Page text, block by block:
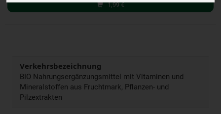
1,99€
Verkehrsbezeichnung
BIO Nahrungsergänzungsmittel mit Vitaminen und
Mineralstoffen aus Fruchtmark, Pflanzen- und
Pilzextrakten